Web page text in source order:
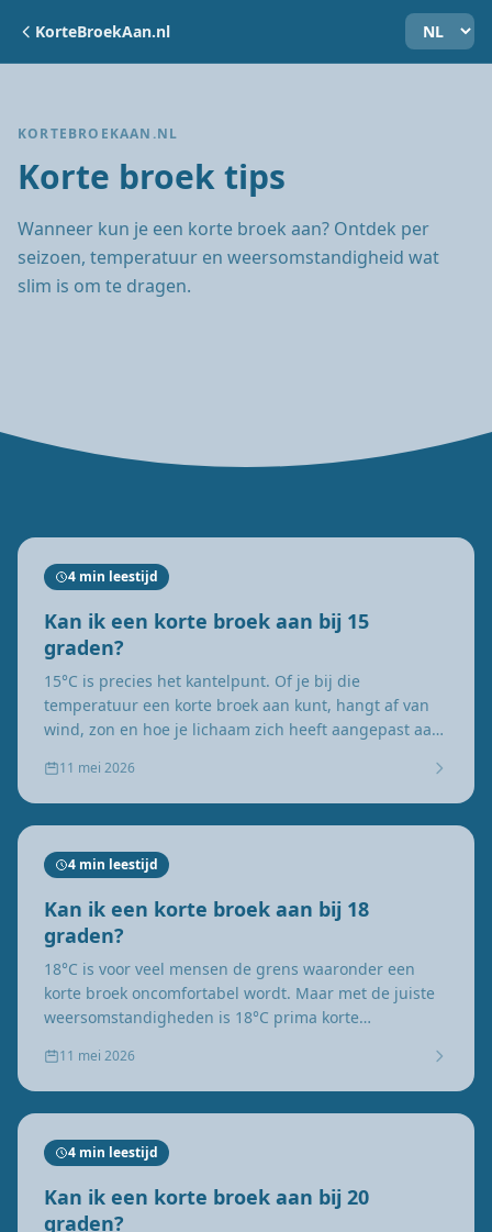
KorteBroekAan.nl
KORTEBROEKAAN.NL
Korte broek tips
Wanneer kun je een korte broek aan? Ontdek per
seizoen, temperatuur en weersomstandigheid wat
slim is om te dragen.
4 min leestijd
Kan ik een korte broek aan bij 15
graden?
15°C is precies het kantelpunt. Of je bij die
temperatuur een korte broek aan kunt, hangt af van
wind, zon en hoe je lichaam zich heeft aangepast aan
11 mei 2026
4 min leestijd
Kan ik een korte broek aan bij 18
graden?
18°C is voor veel mensen de grens waaronder een
korte broek oncomfortabel wordt. Maar met de juiste
weersomstandigheden is 18°C prima korte
11 mei 2026
4 min leestijd
Kan ik een korte broek aan bij 20
graden?